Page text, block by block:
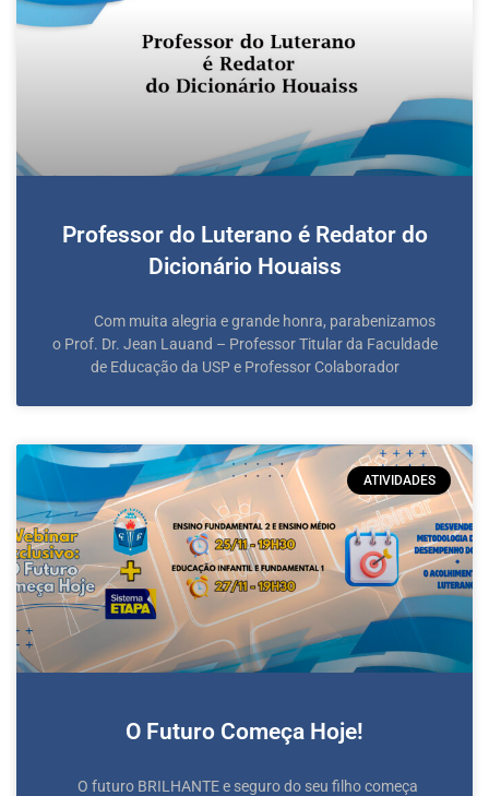
Professor do Luterano é Redator do
Dicionário Houaiss
Com muita alegria e grande honra, parabenizamos
o Prof. Dr. Jean Lauand – Professor Titular da Faculdade
de Educação da USP e Professor Colaborador
ATIVIDADES
O Futuro Começa Hoje!
O futuro BRILHANTE e seguro do seu filho começa